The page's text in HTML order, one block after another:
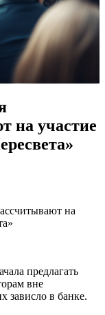
на участие
на
предлагать
вне
зависло в банке.